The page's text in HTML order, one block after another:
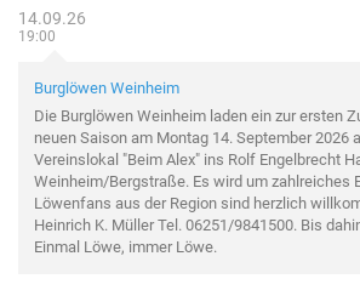
14.09.26
19:00
Burglöwen Weinheim
Die Burglöwen Weinheim laden ein zur ersten
neuen Saison am Montag 14. September 2026
Vereinslokal "Beim Alex" ins Rolf Engelbrecht
Weinheim/Bergstraße. Es wird um zahlreiches
Löwenfans aus der Region sind herzlich
Heinrich K. Müller Tel. 06251/9841500. Bis
Einmal Löwe, immer Löwe.